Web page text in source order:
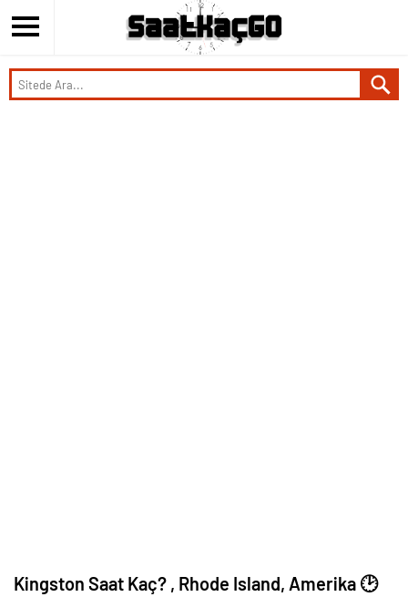
Kingston Saat Kaç? , Rhode Island, Amerika 🕑